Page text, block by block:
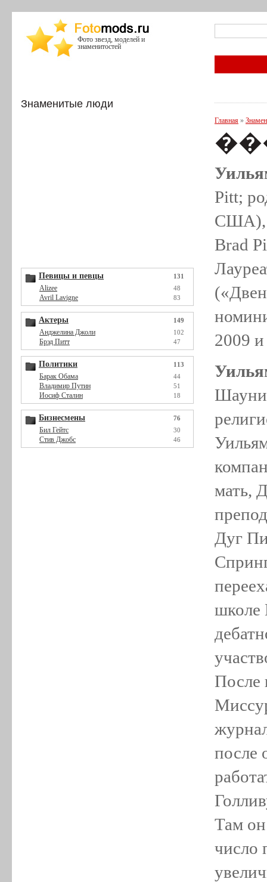
Фото звезд, моделей и
знаменитостей
Знаменитые люди
Певицы и певцы 131
Alizee 48
Avril Lavigne 83
Актеры 149
Анджелина Джоли 102
Брэд Питт 47
Политики 113
Барак Обама 44
Владимир Путин 51
Иосиф Сталин 18
Бизнесмены 76
Бил Гейтс 30
Стив Джобс 46
Главная »
Pitt;
США),
Brad
2009
Шауни
мать,
Дуг
школе
После
после
Там
число